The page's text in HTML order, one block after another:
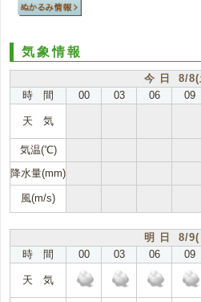
気象情報
今 日 8/8(
時 間
00 03 06 09
天 気
気温(℃)
降水量(mm)
風(m/s)
明 日 8/9(
時 間
00 03 06 09
天 気